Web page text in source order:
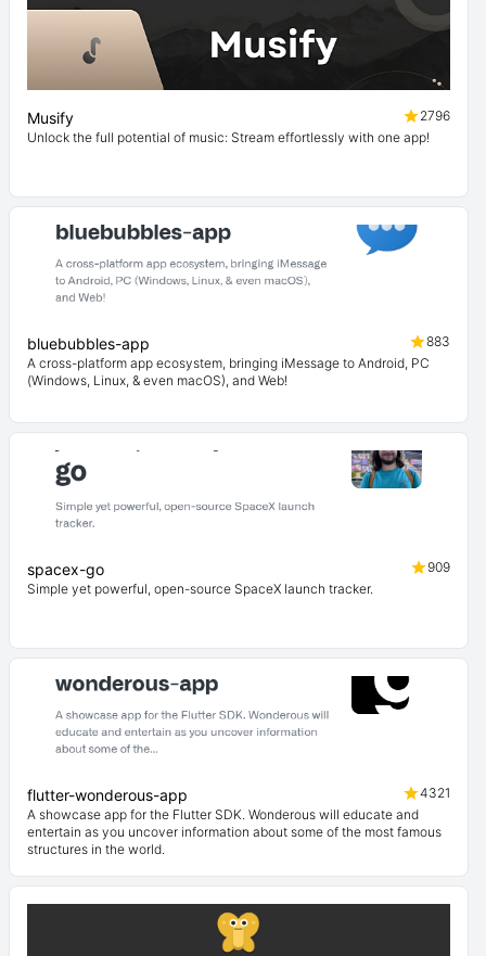
Musify
2796
Unlock the full potential of music: Stream effortlessly with one app!
bluebubbles-app
883
A cross-platform app ecosystem, bringing iMessage to Android, PC
(Windows, Linux, & even macOS), and Web!
spacex-go
909
Simple yet powerful, open-source SpaceX launch tracker.
flutter-wonderous-app
4321
A showcase app for the Flutter SDK. Wonderous will educate and
entertain as you uncover information about some of the most famous
structures in the world.